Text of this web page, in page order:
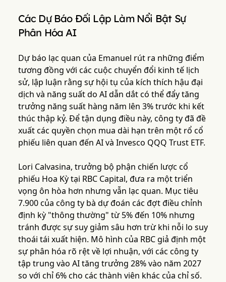
Các Dự Báo Đối Lập Làm Nổi Bật Sự
Phân Hóa AI
Dự báo lạc quan của Emanuel rút ra những điểm
tương đồng với các cuộc chuyển đổi kinh tế lịch
sử, lập luận rằng sự hội tụ của kích thích hậu đại
dịch và năng suất do AI dẫn dắt có thể đẩy tăng
trưởng năng suất hàng năm lên 3% trước khi kết
thúc thập kỷ. Để tận dụng điều này, công ty đã đề
xuất các quyền chọn mua dài hạn trên một rổ cổ
phiếu liên quan đến AI và Invesco QQQ Trust ETF.
Lori Calvasina, trưởng bộ phận chiến lược cổ
phiếu Hoa Kỳ tại RBC Capital, đưa ra một triển
vọng ôn hòa hơn nhưng vẫn lạc quan. Mục tiêu
7.900 của công ty bà dự đoán các đợt điều chỉnh
định kỳ "thông thường" từ 5% đến 10% nhưng
tránh được sự suy giảm sâu hơn trừ khi nỗi lo suy
thoái tái xuất hiện. Mô hình của RBC giả định một
sự phân hóa rõ rệt về lợi nhuận, với các công ty
tập trung vào AI tăng trưởng 28% vào năm 2027
so với chỉ 6% cho các thành viên khác của chỉ số.